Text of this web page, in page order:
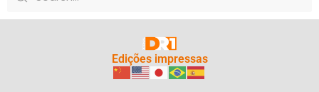
Edições impressas